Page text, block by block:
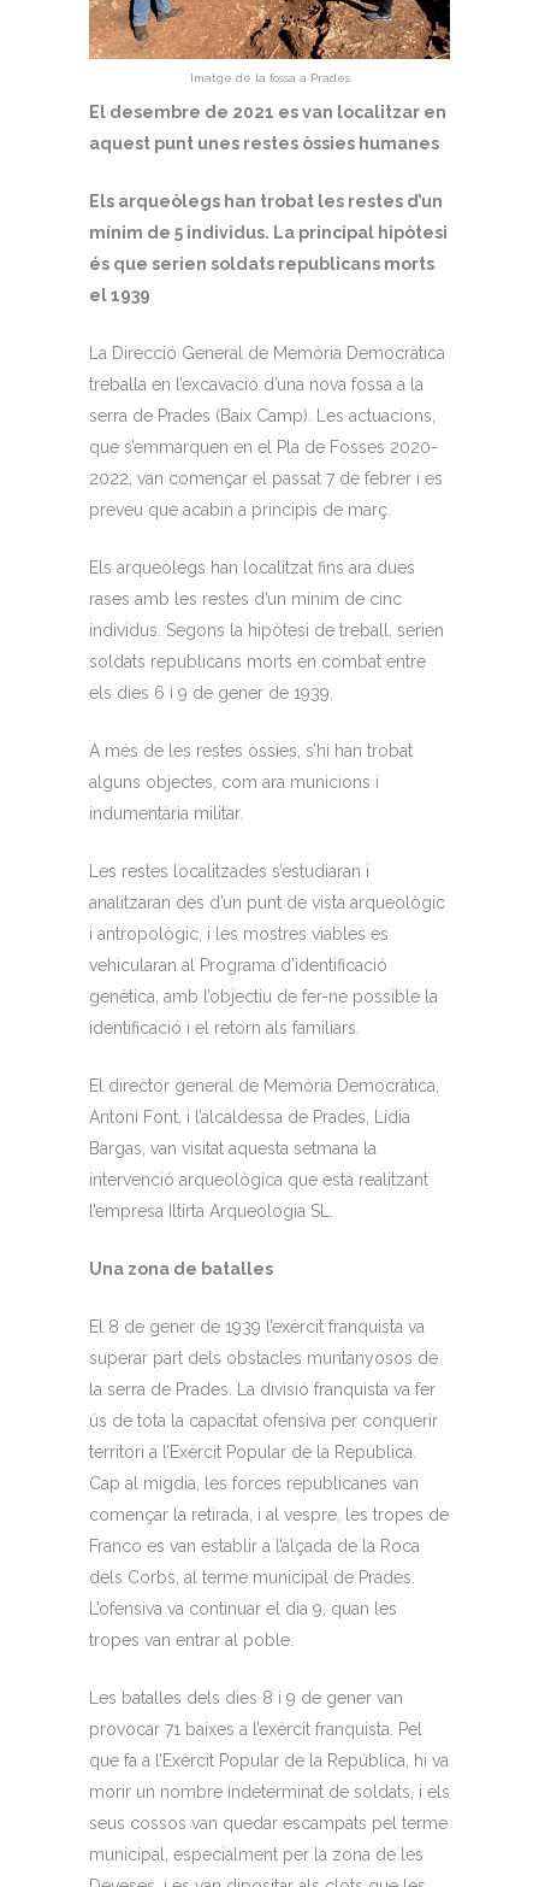
Imatge de la fossa a Prades
El desembre de 2021 es van localitzar en
aquest punt unes restes òssies humanes
Els arqueòlegs han trobat les restes d’un
mínim de 5 individus. La principal hipòtesi
és que serien soldats republicans morts
el 1939
La Direcció General de Memòria Democràtica
treballa en l’excavació d’una nova fossa a la
serra de Prades (Baix Camp). Les actuacions,
que s’emmarquen en el Pla de Fosses 2020-
2022, van començar el passat 7 de febrer i es
preveu que acabin a principis de març.
Els arqueòlegs han localitzat fins ara dues
rases amb les restes d’un mínim de cinc
individus. Segons la hipòtesi de treball, serien
soldats republicans morts en combat entre
els dies 6 i 9 de gener de 1939.
A més de les restes òssies, s’hi han trobat
alguns objectes, com ara municions i
indumentària militar.
Les restes localitzades s’estudiaran i
analitzaran des d’un punt de vista arqueològic
i antropològic, i les mostres viables es
vehicularan al Programa d’identificació
genètica, amb l’objectiu de fer-ne possible la
identificació i el retorn als familiars.
El director general de Memòria Democràtica,
Antoni Font, i l’alcaldessa de Prades, Lídia
Bargas, van visitat aquesta setmana la
intervenció arqueològica que està realitzant
l’empresa Iltirta Arqueologia SL.
Una zona de batalles
El 8 de gener de 1939 l’exèrcit franquista va
superar part dels obstacles muntanyosos de
la serra de Prades. La divisió franquista va fer
ús de tota la capacitat ofensiva per conquerir
territori a l’Exèrcit Popular de la República.
Cap al migdia, les forces republicanes van
començar la retirada, i al vespre, les tropes de
Franco es van establir a l’alçada de la Roca
dels Corbs, al terme municipal de Prades.
L’ofensiva va continuar el dia 9, quan les
tropes van entrar al poble.
Les batalles dels dies 8 i 9 de gener van
provocar 71 baixes a l’exèrcit franquista. Pel
que fa a l’Exèrcit Popular de la República, hi va
morir un nombre indeterminat de soldats, i els
seus cossos van quedar escampats pel terme
municipal, especialment per la zona de les